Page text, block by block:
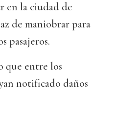
en la ciudad de
de maniobrar para
pasajeros.
que entre los
notificado daños